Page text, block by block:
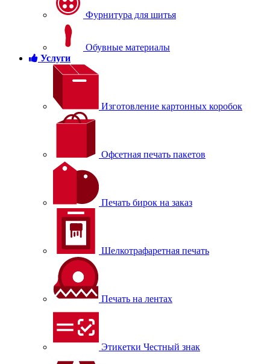
Фурнитура для шитья
Обувные материалы
Услуги
Изготовление картонных коробок
Офсетная печать пакетов
Печать бирок на заказ
Шелкотрафаретная печать
Печать на лентах
Этикетки Честный знак